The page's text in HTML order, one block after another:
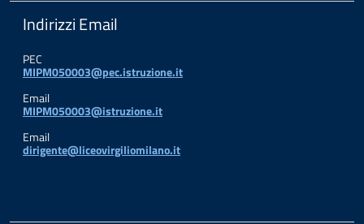
Indirizzi Email
PEC
MIPM050003@pec.istruzione.it
Email
MIPM050003@istruzione.it
Email
dirigente@liceovirgiliomilano.it